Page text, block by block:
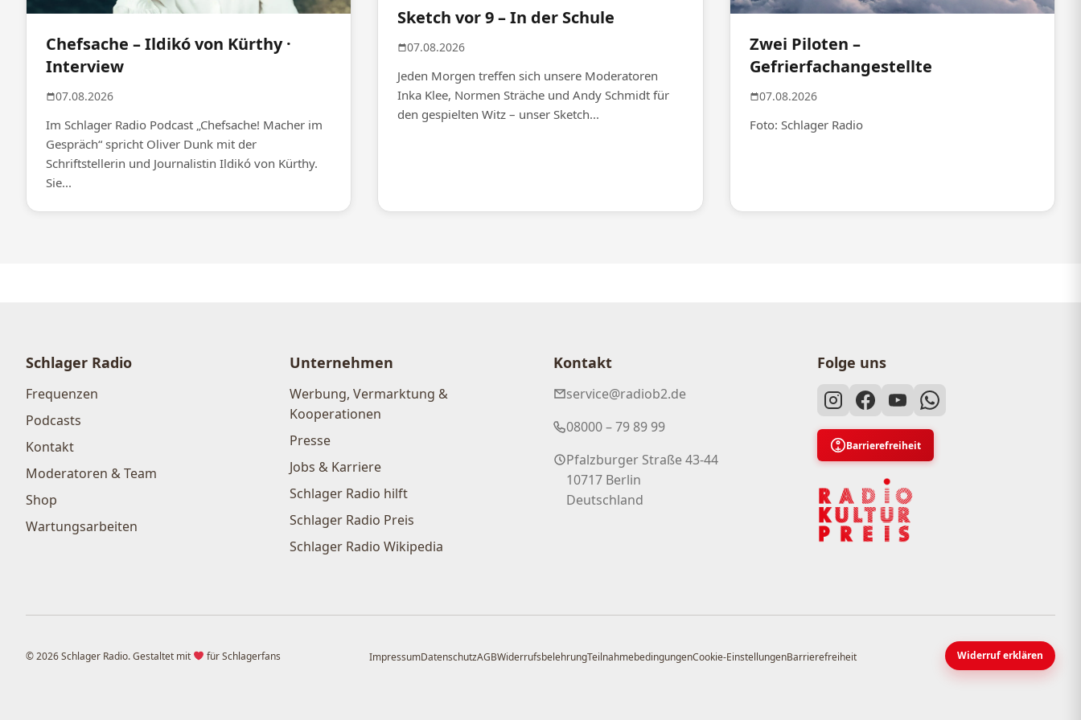
Chefsache – Ildikó von Kürthy ·
Interview
07.08.2026
Im Schlager Radio Podcast „Chefsache! Macher im
Gespräch“ spricht Oliver Dunk mit der
Schriftstellerin und Journalistin Ildikó von Kürthy.
Sie...
Sketch vor 9 – In der Schule
07.08.2026
Jeden Morgen treffen sich unsere Moderatoren
Inka Klee, Normen Sträche und Andy Schmidt für
den gespielten Witz – unser Sketch...
Zwei Piloten –
Gefrierfachangestellte
07.08.2026
Foto: Schlager Radio
Schlager Radio
Frequenzen
Podcasts
Kontakt
Moderatoren & Team
Shop
Wartungsarbeiten
Unternehmen
Werbung, Vermarktung &
Kooperationen
Presse
Jobs & Karriere
Schlager Radio hilft
Schlager Radio Preis
Schlager Radio Wikipedia
Kontakt
service@radiob2.de
08000 – 79 89 99
Pfalzburger Straße 43-44
10717 Berlin
Deutschland
Folge uns
Barrierefreiheit
© 2026 Schlager Radio. Gestaltet mit für Schlagerfans ImpressumDatenschutzAGBWiderrufsbelehrungTeilnahmebedingungenCookie-EinstellungenBarrierefreiheit Widerruf erklären